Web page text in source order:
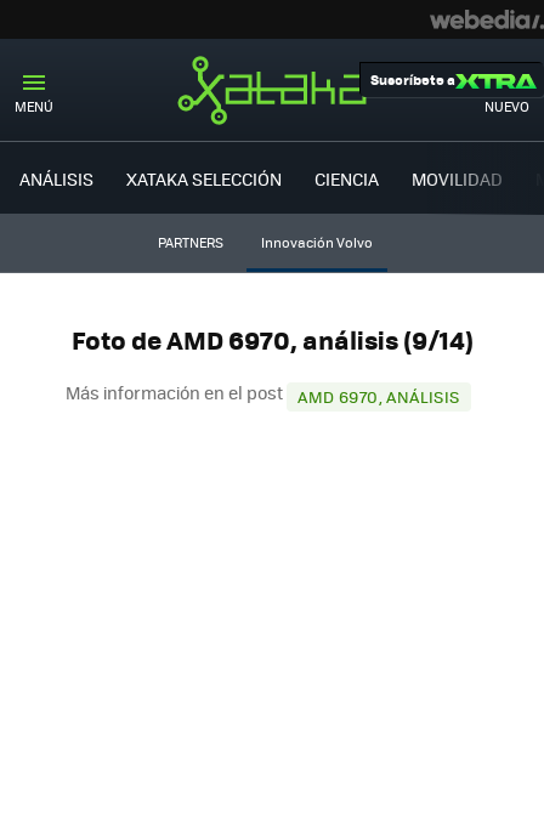
MENÚ NUEVO
Suscríbete a
ANÁLISIS XATAKA SELECCIÓN CIENCIA MOVILIDAD
PARTNERS Innovación Volvo
Foto de AMD 6970, análisis (9/14)
Más información en el post AMD 6970, ANÁLISIS